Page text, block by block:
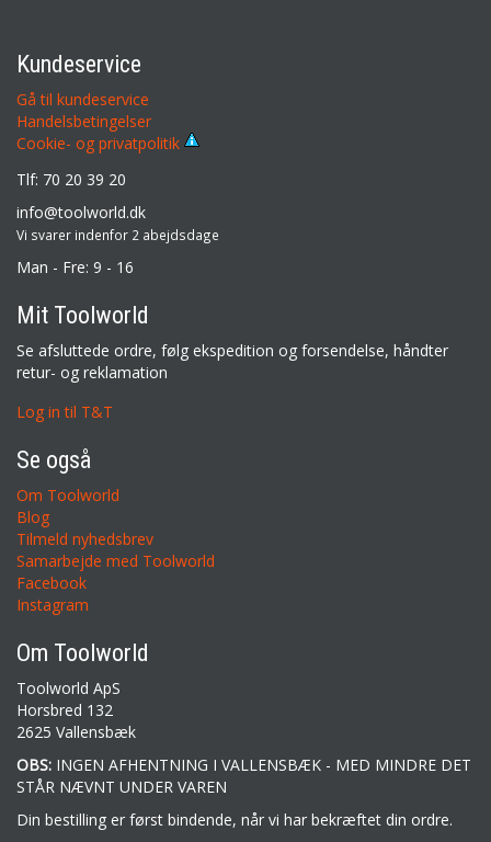
Kundeservice
Gå til kundeservice
Handelsbetingelser
Cookie- og privatpolitik
Tlf: 70 20 39 20
info@toolworld.dk
Vi svarer indenfor 2 abejdsdage
Man - Fre: 9 - 16
Mit Toolworld
Se afsluttede ordre, følg ekspedition og forsendelse, håndter
retur- og reklamation
Log in til T&T
Se også
Om Toolworld
Blog
Tilmeld nyhedsbrev
Samarbejde med Toolworld
Facebook
Instagram
Om Toolworld
Toolworld ApS
Horsbred 132
2625 Vallensbæk
OBS: INGEN AFHENTNING I VALLENSBÆK - MED MINDRE DET
STÅR NÆVNT UNDER VAREN
Din bestilling er først bindende, når vi har bekræftet din ordre.